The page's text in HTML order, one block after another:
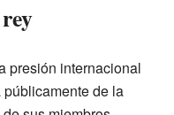
presión internacional
de la